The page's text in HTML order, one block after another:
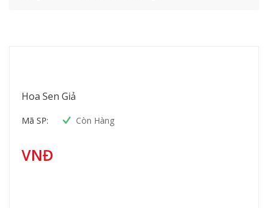
Hoa Sen Giả
Mã SP: Còn Hàng
VNĐ